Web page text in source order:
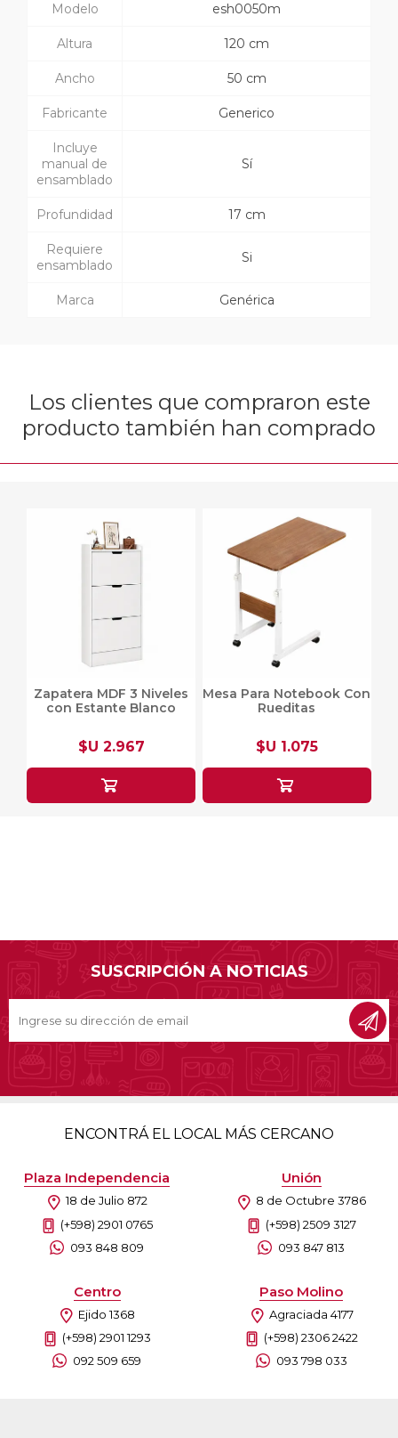
Modelo esh0050m
Altura 120 cm
Ancho 50 cm
Fabricante Generico
Incluye
manual de
ensamblado
Sí
Profundidad 17 cm
Requiere
ensamblado
Si
Marca Genérica
Los clientes que compraron este
producto también han comprado
Zapatera MDF 3 Niveles
con Estante Blanco
$U 2.967
Mesa Para Notebook Con
Rueditas
$U 1.075
SUSCRIPCIÓN A NOTICIAS
ENCONTRÁ EL LOCAL MÁS CERCANO
Plaza Independencia
18 de Julio 872
(+598) 2901 0765
093 848 809
Unión
8 de Octubre 3786
(+598) 2509 3127
093 847 813
Centro
Ejido 1368
(+598) 2901 1293
092 509 659
Paso Molino
Agraciada 4177
(+598) 2306 2422
093 798 033